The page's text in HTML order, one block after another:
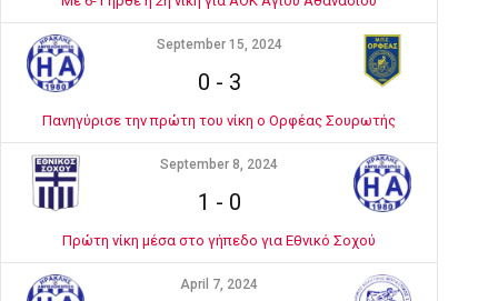
September 15, 2024
0 - 3
Πανηγύρισε την πρώτη του νίκη ο Ορφέας Σουρωτής
September 8, 2024
1 - 0
Πρώτη νίκη μέσα στο γήπεδο για Εθνικό Σοχού
April 7, 2024